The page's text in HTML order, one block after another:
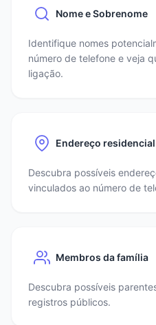
Nome e Sobrenome
Identifique nomes
número de telefone e veja
ligação.
Endereço residencial
Descubra possíveis
vinculados ao número de
Membros da família
Descubra possíveis
registros públicos.